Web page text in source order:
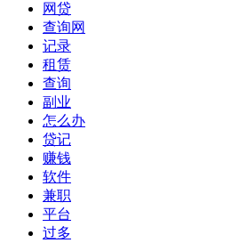
网贷
查询网
记录
租赁
查询
副业
怎么办
贷记
赚钱
软件
兼职
平台
过多